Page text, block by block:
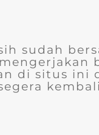
sudah
di situs ini